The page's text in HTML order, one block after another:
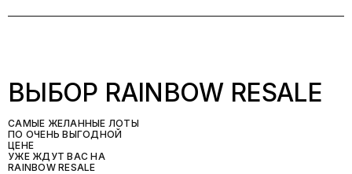
ВЫБОР RAINBOW RESALE
САМЫЕ ЖЕЛАННЫЕ ЛОТЫ
ПО ОЧЕНЬ ВЫГОДНОЙ
ЦЕНЕ
УЖЕ ЖДУТ ВАС НА
RAINBOW RESALE